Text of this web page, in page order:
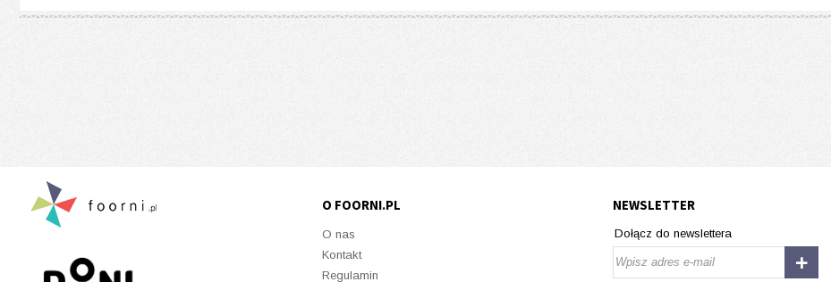
O FOORNI.PL
O nas
Kontakt
Regulamin
NEWSLETTER
Dołącz do newslettera